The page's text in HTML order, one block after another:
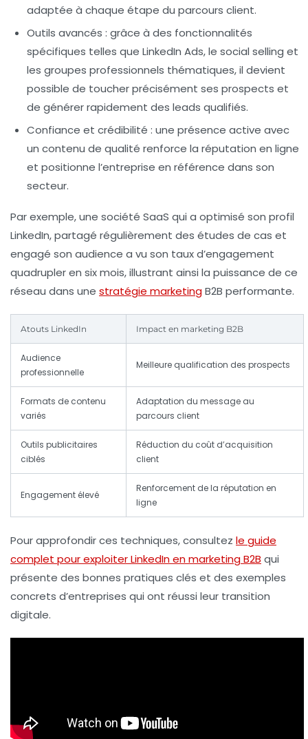
adaptée à chaque étape du parcours client.
Outils avancés : grâce à des fonctionnalités
spécifiques telles que LinkedIn Ads, le social selling et
les groupes professionnels thématiques, il devient
possible de toucher précisément ses prospects et
de générer rapidement des leads qualifiés.
Confiance et crédibilité : une présence active avec
un contenu de qualité renforce la réputation en ligne
et positionne l’entreprise en référence dans son
secteur.
Par exemple, une société SaaS qui a optimisé son profil
LinkedIn, partagé régulièrement des études de cas et
engagé son audience a vu son taux d’engagement
quadrupler en six mois, illustrant ainsi la puissance de ce
réseau dans une stratégie marketingB2B performante.
Atouts LinkedIn Impact en marketing B2B
Audience
professionnelle
Meilleure qualification des prospects
Formats de contenu
variés
Adaptation du message au
parcours client
Outils publicitaires
ciblés
Réduction du coût d’acquisition
client
Engagement élevé
Renforcement de la réputation en
ligne
Pour approfondir ces techniques, consultez le guide
complet pour exploiter LinkedIn en marketing B2B qui
présente des bonnes pratiques clés et des exemples
concrets d’entreprises qui ont réussi leur transition
digitale.